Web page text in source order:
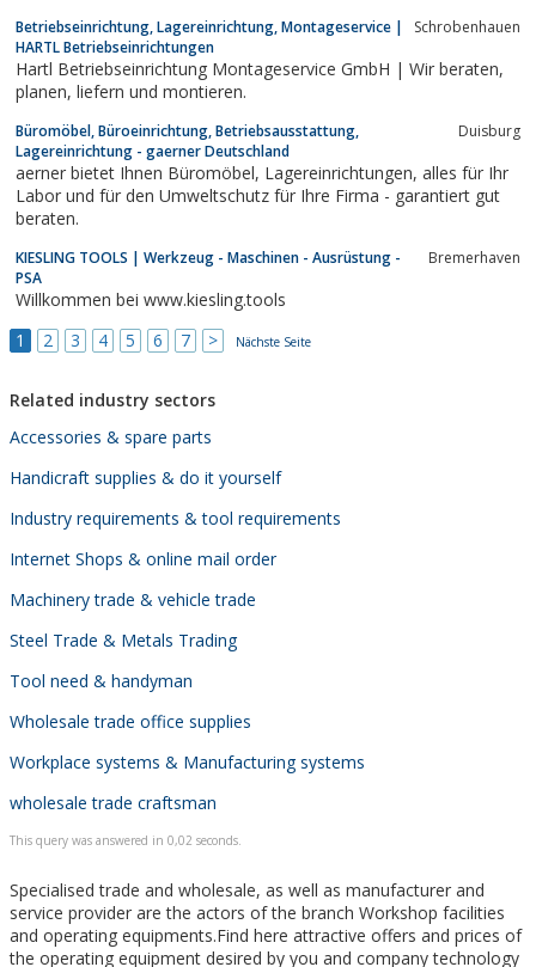
Betriebseinrichtungen und Lagertechnik in Villingen
Schwenningen.
Betriebseinrichtung, Lagereinrichtung, Montageservice |
HARTL Betriebseinrichtungen
Schrobenhauen
Hartl Betriebseinrichtung Montageservice GmbH | Wir beraten,
planen, liefern und montieren.
Büromöbel, Büroeinrichtung, Betriebsausstattung,
Lagereinrichtung - gaerner Deutschland
Duisburg
aerner bietet Ihnen Büromöbel, Lagereinrichtungen, alles für Ihr
Labor und für den Umweltschutz für Ihre Firma - garantiert gut
beraten.
KIESLING TOOLS | Werkzeug - Maschinen - Ausrüstung -
PSA
Bremerhaven
Willkommen bei www.kiesling.tools
1
2 3 4 5 6 7 > Nächste Seite
Related industry sectors
Accessories & spare parts
Handicraft supplies & do it yourself
Industry requirements & tool requirements
Internet Shops & online mail order
Machinery trade & vehicle trade
Steel Trade & Metals Trading
Tool need & handyman
Wholesale trade office supplies
Workplace systems & Manufacturing systems
wholesale trade craftsman
This query was answered in 0,02 seconds.
Specialised trade and wholesale, as well as manufacturer and
service provider are the actors of the branch Workshop facilities
and operating equipments.Find here attractive offers and prices of
the operating equipment desired by you and company technology